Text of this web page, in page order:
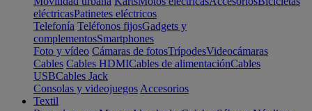
eléctricasPatinetes eléctricos
Telefonía Teléfonos fijosGadgets y
complementosSmartphones
Foto y vídeo Cámaras de fotosTrípodesVideocámaras
Cables Cables HDMICables de alimentaciónCables
USBCables Jack
Consolas y videojuegos Accesorios
Textil